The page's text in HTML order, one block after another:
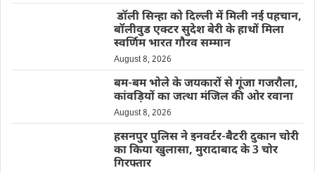
डॉली सिन्हा को दिल्ली में मिली नई पहचान,
बॉलीवुड एक्टर सुदेश बेरी के हाथों मिला
स्वर्णिम भारत गौरव सम्मान
August 8, 2026
बम-बम भोले के जयकारों से गूंजा गजरौला,
कांवड़ियों का जत्था मंजिल की ओर रवाना
August 8, 2026
हसनपुर पुलिस ने इनवर्टर-बैटरी दुकान चोरी
का किया खुलासा, मुरादाबाद के 3 चोर
गिरफ्तार